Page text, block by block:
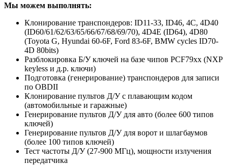
Мы можем выполнять:
Клонирование транспондеров: ID11-33, ID46, 4C, 4D40
(ID60/61/62/63/65/66/67/68/69/70), 4D4E (ID64), 4D80
(Toyota G, Hyundai 60-6F, Ford 83-6F, BMW cycles ID70-
4D 80bits)
Разблокировка Б/У ключей на базе чипов PCF79xx (NXP
keyless и д.р. ключи)
Подготовка (генерирование) транспондеров для записи
по OBDII
Клонирование пультов Д/У с плавающим кодом
(автомобильные и гаражные)
Генерирование пультов Д/У для авто (более 600 типов
ключей)
Генерирование пультов Д/У для ворот и шлагбаумов
(более 100 типов ключей)
Тест частоты Д/У (27-900 МГц), мощности излучения
передатчика